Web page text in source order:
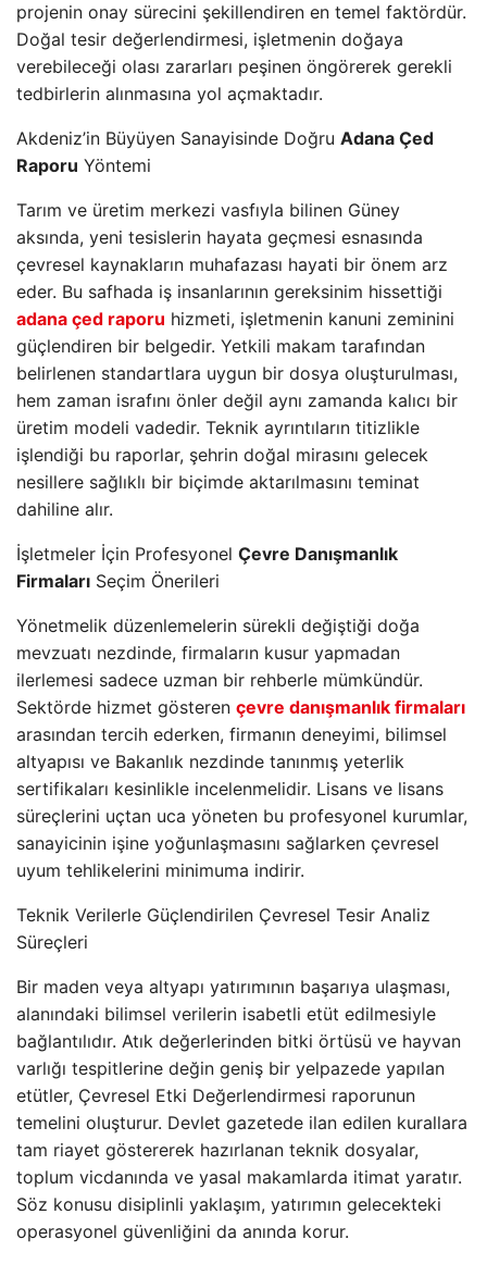
projenin onay sürecini şekillendiren en temel faktördür.
Doğal tesir değerlendirmesi, işletmenin doğaya
verebileceği olası zararları peşinen öngörerek gerekli
tedbirlerin alınmasına yol açmaktadır.
Akdeniz’in Büyüyen Sanayisinde Doğru Adana Çed
Raporu Yöntemi
Tarım ve üretim merkezi vasfıyla bilinen Güney
aksında, yeni tesislerin hayata geçmesi esnasında
çevresel kaynakların muhafazası hayati bir önem arz
eder. Bu safhada iş insanlarının gereksinim hissettiği
adana çed raporu hizmeti, işletmenin kanuni zeminini
güçlendiren bir belgedir. Yetkili makam tarafından
belirlenen standartlara uygun bir dosya oluşturulması,
hem zaman israfını önler değil aynı zamanda kalıcı bir
üretim modeli vadedir. Teknik ayrıntıların titizlikle
işlendiği bu raporlar, şehrin doğal mirasını gelecek
nesillere sağlıklı bir biçimde aktarılmasını teminat
dahiline alır.
İşletmeler İçin Profesyonel Çevre Danışmanlık
Firmaları Seçim Önerileri
Yönetmelik düzenlemelerin sürekli değiştiği doğa
mevzuatı nezdinde, firmaların kusur yapmadan
ilerlemesi sadece uzman bir rehberle mümkündür.
Sektörde hizmet gösteren çevre danışmanlık firmaları
arasından tercih ederken, firmanın deneyimi, bilimsel
altyapısı ve Bakanlık nezdinde tanınmış yeterlik
sertifikaları kesinlikle incelenmelidir. Lisans ve lisans
süreçlerini uçtan uca yöneten bu profesyonel kurumlar,
sanayicinin işine yoğunlaşmasını sağlarken çevresel
uyum tehlikelerini minimuma indirir.
Teknik Verilerle Güçlendirilen Çevresel Tesir Analiz
Süreçleri
Bir maden veya altyapı yatırımının başarıya ulaşması,
alanındaki bilimsel verilerin isabetli etüt edilmesiyle
bağlantılıdır. Atık değerlerinden bitki örtüsü ve hayvan
varlığı tespitlerine değin geniş bir yelpazede yapılan
etütler, Çevresel Etki Değerlendirmesi raporunun
temelini oluşturur. Devlet gazetede ilan edilen kurallara
tam riayet göstererek hazırlanan teknik dosyalar,
toplum vicdanında ve yasal makamlarda itimat yaratır.
Söz konusu disiplinli yaklaşım, yatırımın gelecekteki
operasyonel güvenliğini da anında korur.